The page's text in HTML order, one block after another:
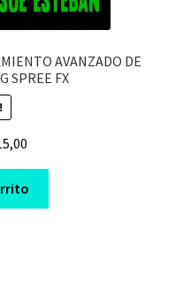
AVANZADO DE
SPREE FX
price
is:
$ 15,00.